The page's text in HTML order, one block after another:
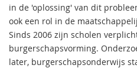
in de 'oplossing' van dit
ook een rol in de
Sinds 2006 zijn scholen
burgerschapsvorming.
later, burgerschapsonderwijs